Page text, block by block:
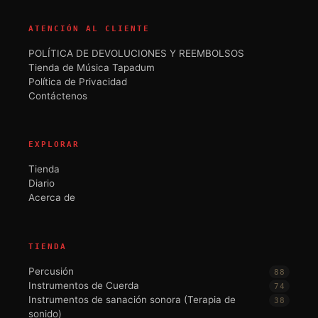
ATENCIÓN AL CLIENTE
POLÍTICA DE DEVOLUCIONES Y REEMBOLSOS
Tienda de Música Tapadum
Política de Privacidad
Contáctenos
EXPLORAR
Tienda
Diario
Acerca de
TIENDA
Percusión 88
Instrumentos de Cuerda 74
Instrumentos de sanación sonora (Terapia de
sonido)
38